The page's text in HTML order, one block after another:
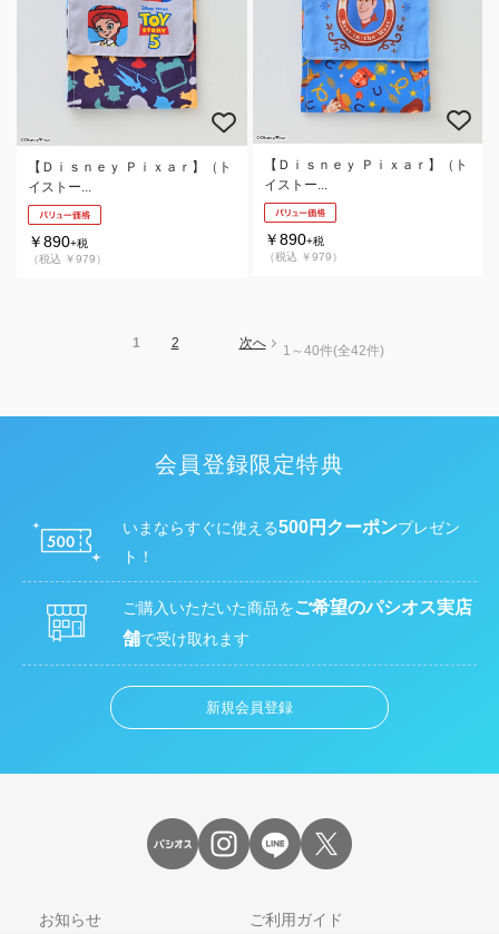
【Ｄｉｓｎｅｙ Ｐｉｘａｒ】（ト
イストー...
￥890+税
（税込 ￥979）
【Ｄｉｓｎｅｙ Ｐｉｘａｒ】（ト
イストー...
￥890+税
（税込 ￥979）
1 2 次へ
1～40件(全42件)
会員登録限定特典
いまならすぐに使える500円クーポンプレゼン
ト！
ご購入いただいた商品をご希望のパシオス実店
舗で受け取れます
新規会員登録
お知らせ ご利用ガイド